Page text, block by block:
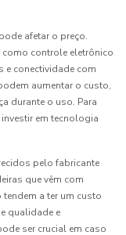
afetar o preço.
controle eletrônico
e conectividade com
aumentar o custo,
durante o uso. Para
em tecnologia
pelo fabricante
que vêm com
a ter um custo
qualidade e
ser crucial em caso